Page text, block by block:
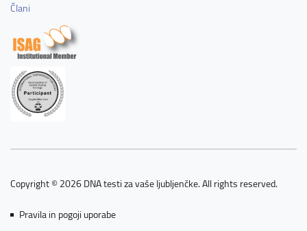
Člani
Copyright © 2026 DNA testi za vaše ljubljenčke. All rights reserved.
Pravila in pogoji uporabe